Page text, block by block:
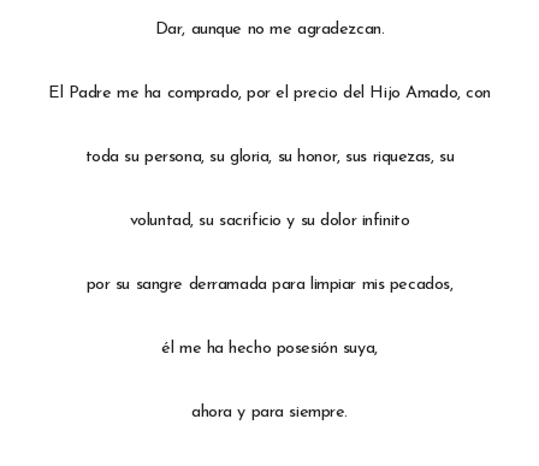
Dar, aunque no me agradezcan.
El Padre me ha comprado, por el precio del Hijo Amado, con
toda su persona, su gloria, su honor, sus riquezas, su
voluntad, su sacrificio y su dolor infinito
por su sangre derramada para limpiar mis pecados,
él me ha hecho posesión suya,
ahora y para siempre.